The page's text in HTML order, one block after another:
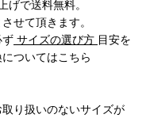
で送料無料。
せて頂きます。
ず サイズの選び方 目安を
ついてはこちら
り扱いのないサイズが